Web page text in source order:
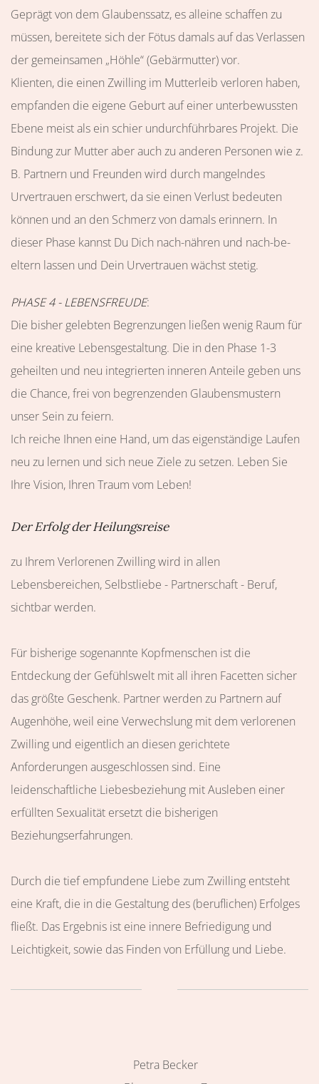
Geprägt von dem Glaubenssatz, es alleine schaffen zu
müssen, bereitete sich der Fötus damals auf das Verlassen
der gemeinsamen „Höhle“ (Gebärmutter) vor.
Klienten, die einen Zwilling im Mutterleib verloren haben,
empfanden die eigene Geburt auf einer unterbewussten
Ebene meist als ein schier undurchführbares Projekt. Die
Bindung zur Mutter aber auch zu anderen Personen wie z.
B. Partnern und Freunden wird durch mangelndes
Urvertrauen erschwert, da sie einen Verlust bedeuten
können und an den Schmerz von damals erinnern. In
dieser Phase kannst Du Dich nach-nähren und nach-be-
eltern lassen und Dein Urvertrauen wächst stetig.
PHASE 4 - LEBENSFREUDE:
Die bisher gelebten Begrenzungen ließen wenig Raum für
eine kreative Lebensgestaltung. Die in den Phase 1-3
geheilten und neu integrierten inneren Anteile geben uns
die Chance, frei von begrenzenden Glaubensmustern
unser Sein zu feiern.
Ich reiche Ihnen eine Hand, um das eigenständige Laufen
neu zu lernen und sich neue Ziele zu setzen. Leben Sie
Ihre Vision, Ihren Traum vom Leben!
Der Erfolg der Heilungsreise
zu Ihrem Verlorenen Zwilling wird in allen
Lebensbereichen, Selbstliebe - Partnerschaft - Beruf,
sichtbar werden.
Für bisherige sogenannte Kopfmenschen ist die
Entdeckung der Gefühlswelt mit all ihren Facetten sicher
das größte Geschenk. Partner werden zu Partnern auf
Augenhöhe, weil eine Verwechslung mit dem verlorenen
Zwilling und eigentlich an diesen gerichtete
Anforderungen ausgeschlossen sind. Eine
leidenschaftliche Liebesbeziehung mit Ausleben einer
erfüllten Sexualität ersetzt die bisherigen
Beziehungserfahrungen.
Durch die tief empfundene Liebe zum Zwilling entsteht
eine Kraft, die in die Gestaltung des (beruflichen) Erfolges
fließt. Das Ergebnis ist eine innere Befriedigung und
Leichtigkeit, sowie das Finden von Erfüllung und Liebe.
Petra Becker